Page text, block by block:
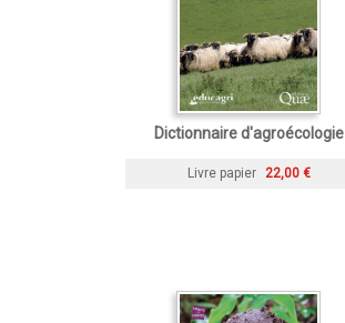
Dictionnaire d'agroécologie
Livre papier 22,00 €